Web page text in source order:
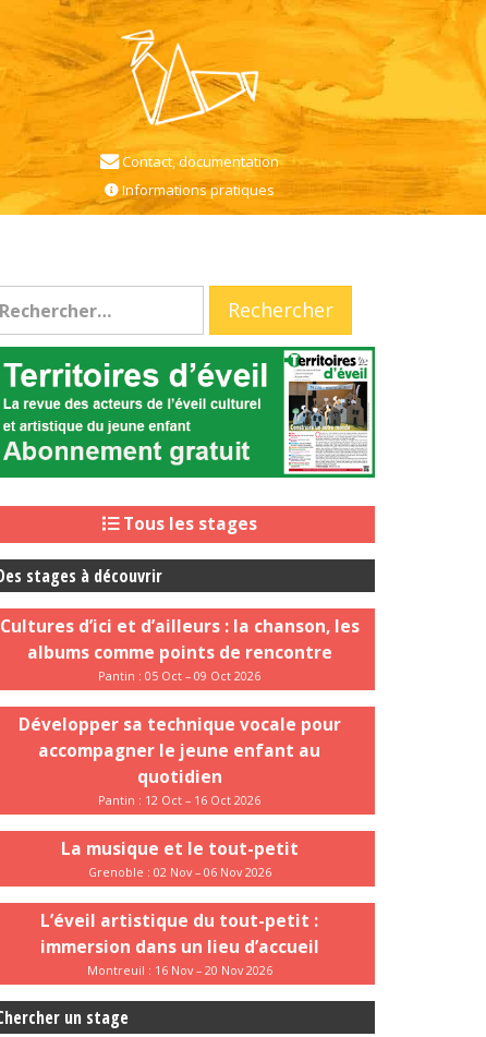
Contact, documentation
Informations pratiques
Tous les stages
stages à découvrir
Cultures d’ici et d’ailleurs : la chanson, les
albums comme points de rencontre
Pantin : 05 Oct – 09 Oct 2026
Développer sa technique vocale pour
accompagner le jeune enfant au
quotidien
Pantin : 12 Oct – 16 Oct 2026
La musique et le tout-petit
Grenoble : 02 Nov – 06 Nov 2026
L’éveil artistique du tout-petit :
immersion dans un lieu d’accueil
Montreuil : 16 Nov – 20 Nov 2026
un stage